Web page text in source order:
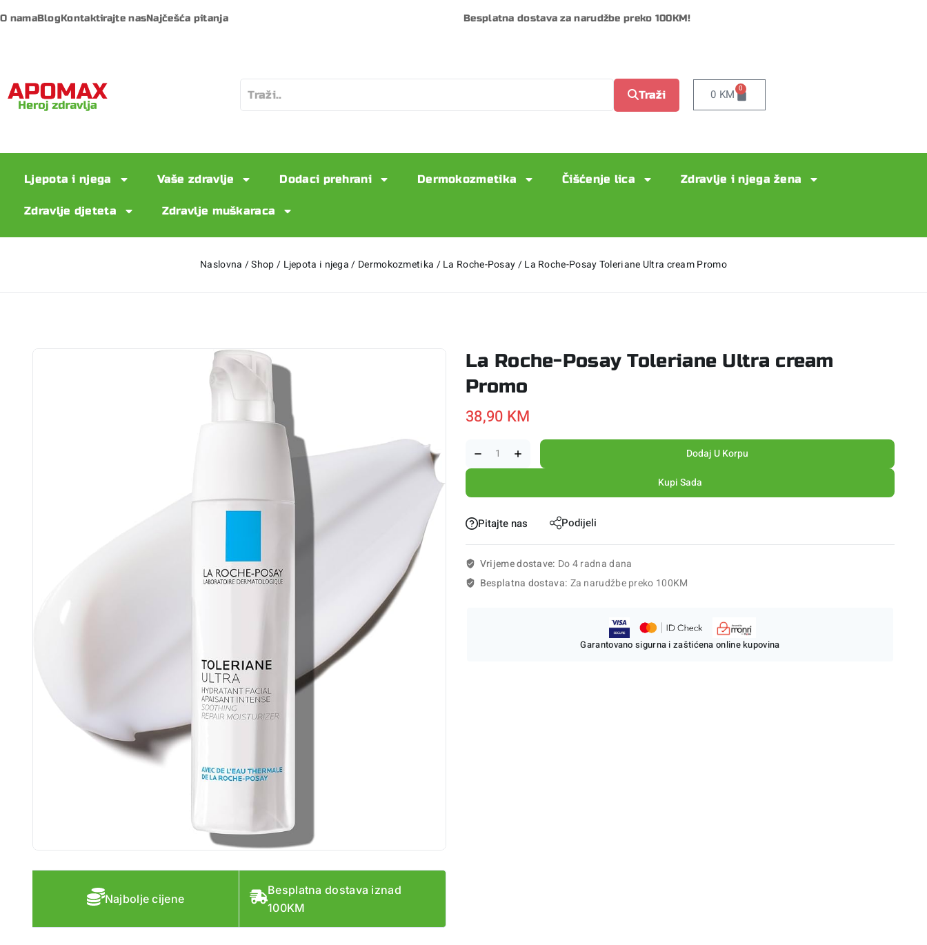
O namaBlogKontaktirajte nasNajčešća pitanja Besplatna dostava za narudžbe preko 100KM!
Traži 0 KM 0
Ljepota i njega Vaše zdravlje Dodaci prehrani Dermokozmetika Čišćenje lica Zdravlje i njega žena
Zdravlje djeteta Zdravlje muškaraca
Naslovna /Shop/ Ljepota i njega / Dermokozmetika /La Roche-Posay/La Roche-Posay Toleriane Ultra cream Promo
Najbolje cijene
Besplatna dostava iznad
100KM
La Roche-Posay Toleriane Ultra cream
Promo
38,90 KM
Dodaj U Korpu
Kupi Sada
Pitajte nas Podijeli
Vrijeme dostave: Do 4 radna dana
Besplatna dostava: Za narudžbe preko 100KM
Garantovano sigurna i zaštićena online kupovina